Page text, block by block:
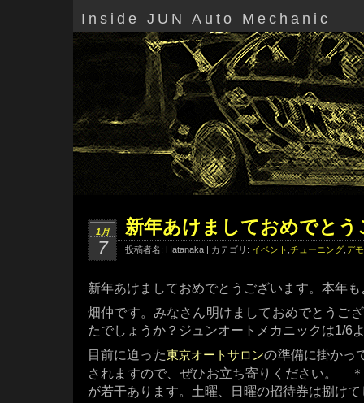
Inside JUN Auto Mechanic
1月
7
新年あけましておめでと
投稿者名: Hatanaka | カテゴリ: イベント チューニング デ
新年あけましておめでとうございます。本年
畑仲です。みなさん明けましておめでとうご
たでしょうか？ジュンオートメカニックは1/6
目前に迫った東京オートサロンの準備に掛かっ
されますので、ぜひお立ち寄りください。
が若干あります。土曜、日曜の招待券は捌け